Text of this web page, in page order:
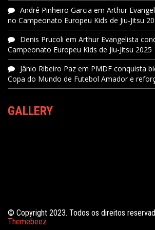
André Pinheiro Garcia em Arthur
no Campeonato Europeu Kids de Jiu-Jitsu
Denis Prucoli em Arthur Evangelista
Campeonato Europeu Kids de Jiu-Jitsu 2025
Jânio Ribeiro Paz em PMDF conquista
Copa do Mundo de Futebol Amador e
GALLERY
© Copyright 2023. Todos os direitos
Themebeez